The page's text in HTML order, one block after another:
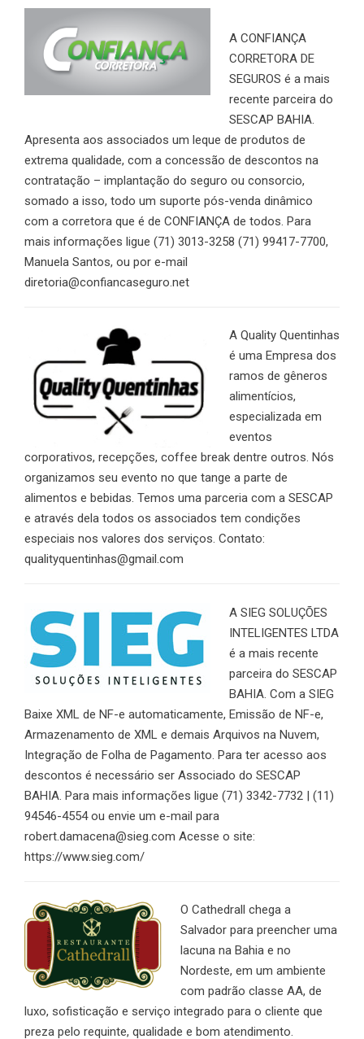
A CONFIANÇA
CORRETORA DE
SEGUROS é a mais
recente parceira do
SESCAP BAHIA.
Apresenta aos associados um leque de produtos de
extrema qualidade, com a concessão de descontos na
contratação – implantação do seguro ou consorcio,
somado a isso, todo um suporte pós-venda dinâmico
com a corretora que é de CONFIANÇA de todos. Para
mais informações ligue (71) 3013-3258 (71) 99417-7700,
Manuela Santos, ou por e-mail
diretoria@confiancaseguro.net
A Quality Quentinhas
é uma Empresa dos
ramos de gêneros
alimentícios,
especializada em
eventos
corporativos, recepções, coffee break dentre outros. Nós
organizamos seu evento no que tange a parte de
alimentos e bebidas. Temos uma parceria com a SESCAP
e através dela todos os associados tem condições
especiais nos valores dos serviços. Contato:
qualityquentinhas@gmail.com
A SIEG SOLUÇÕES
INTELIGENTES LTDA
é a mais recente
parceira do SESCAP
BAHIA. Com a SIEG
Baixe XML de NF-e automaticamente, Emissão de NF-e,
Armazenamento de XML e demais Arquivos na Nuvem,
Integração de Folha de Pagamento. Para ter acesso aos
descontos é necessário ser Associado do SESCAP
BAHIA. Para mais informações ligue (71) 3342-7732 | (11)
94546-4554 ou envie um e-mail para
robert.damacena@sieg.com Acesse o site:
https://www.sieg.com/
O Cathedrall chega a
Salvador para preencher uma
lacuna na Bahia e no
Nordeste, em um ambiente
com padrão classe AA, de
luxo, sofisticação e serviço integrado para o cliente que
preza pelo requinte, qualidade e bom atendimento.